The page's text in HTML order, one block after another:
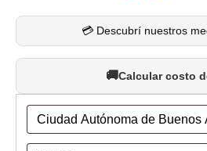
💳 Descubrí nuestros
Calcular costo